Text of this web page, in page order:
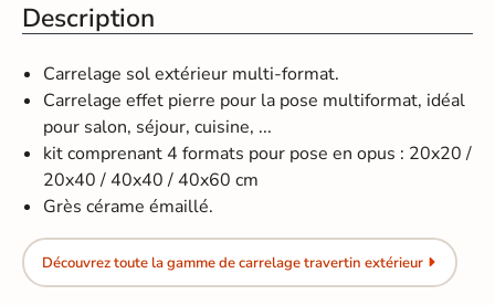
Description
Carrelage sol extérieur multi-format.
Carrelage effet pierre pour la pose multiformat, idéal
pour salon, séjour, cuisine, ...
kit comprenant 4 formats pour pose en opus : 20x20 /
20x40 / 40x40 / 40x60 cm
Grès cérame émaillé.
Découvrez toute la gamme de carrelage travertin extérieur